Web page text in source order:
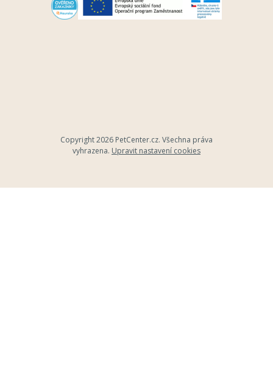
Copyright 2026 PetCenter.cz. Všechna práva
vyhrazena. Upravit nastavení cookies